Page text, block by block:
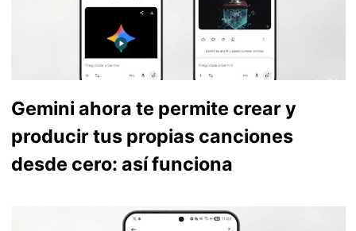
Gemini ahora te permite crear y
producir tus propias canciones
desde cero: así funciona